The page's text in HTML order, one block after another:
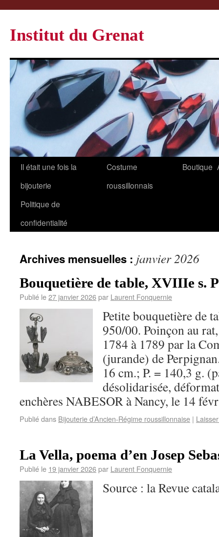
Institut du Grenat
Il était une fois la
bijouterie
Costume
roussillonnais
Boutique
Politique de
confidentialité
Archives mensuelles : janvier 2026
Bouquetière de table, XVIIIe s.
Publié le27 janvier 2026par Laurent Fonquernie
Petite bouquetière de
950/00. Poinçon au
1784 à 1789 par la
(jurande) de
16 cm.; P. = 140,3 g.
désolidarisée,
enchères NABESOR à Nancy, le 14
Publié dans Bijouterie d’Ancien-Régime roussillonnaise |
La Vella, poema d’en Josep
Publié le 19 janvier 2026par Laurent Fonquernie
Source : la Revue